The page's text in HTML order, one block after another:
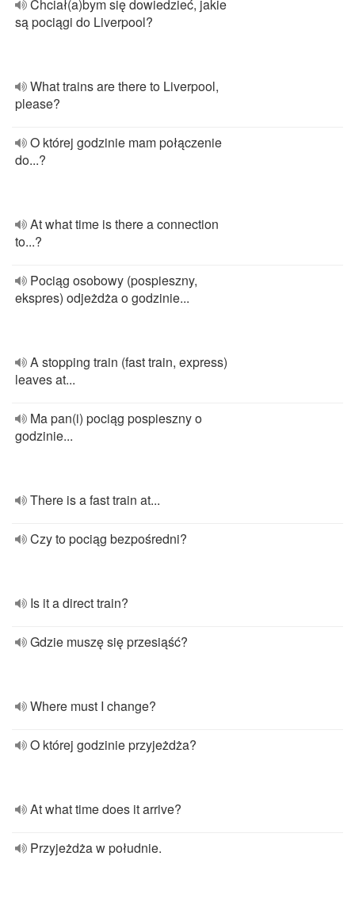
Chciał(a)bym się dowiedzieć, jakie
są pociągi do Liverpool?
What trains are there to Liverpool,
please?
O której godzinie mam połączenie
do...?
At what time is there a connection
to...?
Pociąg osobowy (pospieszny,
ekspres) odjeżdża o godzinie...
A stopping train (fast train, express)
leaves at...
Ma pan(i) pociąg pospieszny o
godzinie...
There is a fast train at...
Czy to pociąg bezpośredni?
Is it a direct train?
Gdzie muszę się przesiąść?
Where must I change?
O której godzinie przyjeżdża?
At what time does it arrive?
Przyjeżdża w południe.